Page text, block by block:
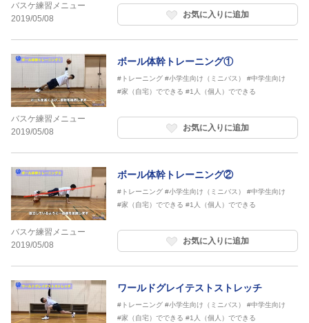
バスケ練習メニュー
2019/05/08
お気に入りに追加
バスケ練習メニュー
2019/05/08
ボール体幹トレーニング①
#トレーニング #小学生向け（ミニバス）
#中学生向け
#家（自宅）でできる #1人（個人）でできる
お気に入りに追加
バスケ練習メニュー
2019/05/08
ボール体幹トレーニング②
#トレーニング #小学生向け（ミニバス）
#中学生向け
#家（自宅）でできる #1人（個人）でできる
お気に入りに追加
ワールドグレイテストストレッチ
#トレーニング #小学生向け（ミニバス）
#中学生向け
#家（自宅）でできる #1人（個人）でできる